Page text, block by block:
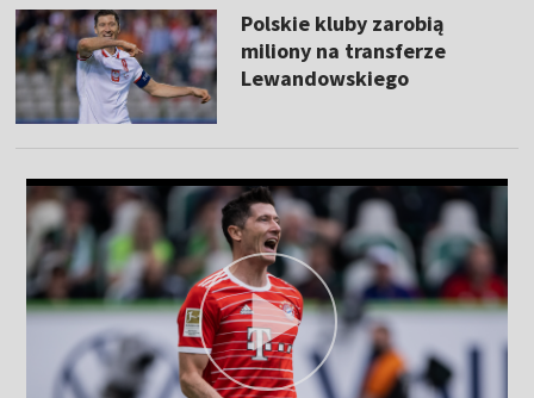
Polskie kluby zarobią
miliony na transferze
Lewandowskiego